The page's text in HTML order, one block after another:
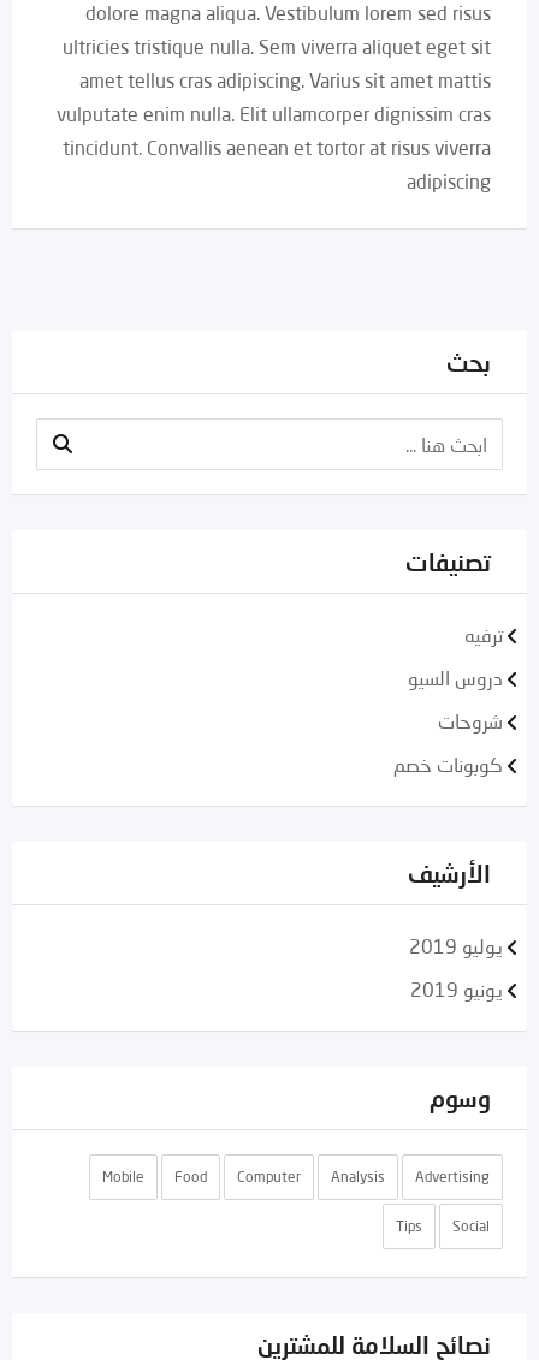
dolore magna aliqua. Vestibulum lorem sed risus
ultricies tristique nulla. Sem viverra aliquet eget sit
amet tellus cras adipiscing. Varius sit amet mattis
vulputate enim nulla. Elit ullamcorper dignissim cras
tincidunt. Convallis aenean et tortor at risus viverra
adipiscing
بحث
تصنيفات
ترفيه
دروس السيو
شروحات
كوبونات خصم
الأرشيف
يوليو 2019
يونيو 2019
وسوم
Advertising
Analysis
Computer
Food
Mobile
Social
Tips
نصائح السلامة للمشترين